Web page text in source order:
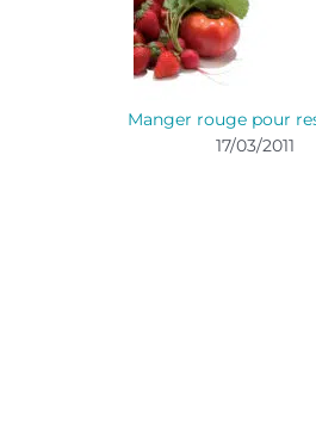
Manger rouge pour
17/03/2011